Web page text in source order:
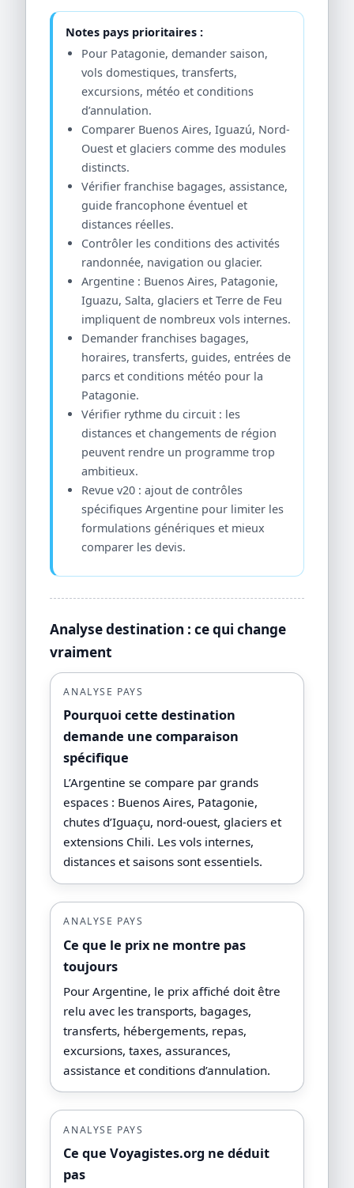
Notes pays prioritaires :
Pour Patagonie, demander saison,
vols domestiques, transferts,
excursions, météo et conditions
d’annulation.
Comparer Buenos Aires, Iguazú, Nord-
Ouest et glaciers comme des modules
distincts.
Vérifier franchise bagages, assistance,
guide francophone éventuel et
distances réelles.
Contrôler les conditions des activités
randonnée, navigation ou glacier.
Argentine : Buenos Aires, Patagonie,
Iguazu, Salta, glaciers et Terre de Feu
impliquent de nombreux vols internes.
Demander franchises bagages,
horaires, transferts, guides, entrées de
parcs et conditions météo pour la
Patagonie.
Vérifier rythme du circuit : les
distances et changements de région
peuvent rendre un programme trop
ambitieux.
Revue v20 : ajout de contrôles
spécifiques Argentine pour limiter les
formulations génériques et mieux
comparer les devis.
Analyse destination : ce qui change
vraiment
ANALYSE PAYS
Pourquoi cette destination
demande une comparaison
spécifique
L’Argentine se compare par grands
espaces : Buenos Aires, Patagonie,
chutes d’Iguaçu, nord-ouest, glaciers et
extensions Chili. Les vols internes,
distances et saisons sont essentiels.
ANALYSE PAYS
Ce que le prix ne montre pas
toujours
Pour Argentine, le prix affiché doit être
relu avec les transports, bagages,
transferts, hébergements, repas,
excursions, taxes, assurances,
assistance et conditions d’annulation.
ANALYSE PAYS
Ce que Voyagistes.org ne déduit
pas